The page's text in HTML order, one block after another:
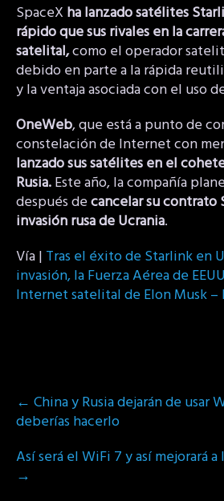
SpaceX ha lanzado satélites
rápido que sus rivales en la
satelital,como el operador
debido en parte a la rápida
y la ventaja asociada con el uso
OneWeb, que está a punto de
constelación de Internet con
lanzado sus satélites en el
Rusia.Este año, la compañía
después decancelar su contrato
invasión rusa de Ucrania.
Vía | Tras el éxito de Starlink en
invasión, la Fuerza Aérea de
Internet satelital de Elon Musk
Post
navigation
← China y Rusia dejarán de usar
deberías hacerlo
Así será el WiFi 7 y así mejorará
→